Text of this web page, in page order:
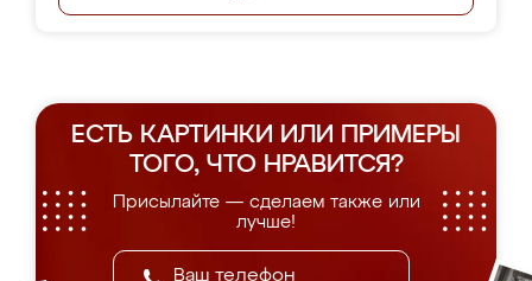
ЕСТЬ КАРТИНКИ ИЛИ ПРИМЕРЫ
ТОГО, ЧТО НРАВИТСЯ?
Присылайте — сделаем также или
лучше!